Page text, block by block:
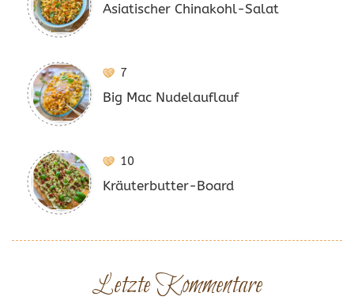
Asiatischer Chinakohl-Salat
7
Big Mac Nudelauflauf
10
Kräuterbutter-Board
Letzte Kommentare